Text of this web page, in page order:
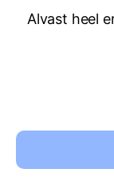
Alvast heel